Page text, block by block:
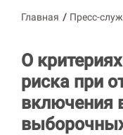
Главная / Пресс-
О
риска при
включения